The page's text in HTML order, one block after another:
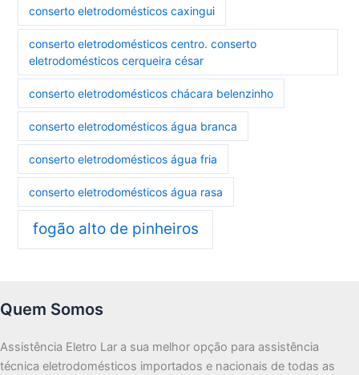
conserto eletrodomésticos caxingui
conserto eletrodomésticos centro. conserto
eletrodomésticos cerqueira césar
conserto eletrodomésticos chácara belenzinho
conserto eletrodomésticos água branca
conserto eletrodomésticos água fria
conserto eletrodomésticos água rasa
fogão alto de pinheiros
Quem Somos
Assistência Eletro Lar a sua melhor opção para assistência
técnica eletrodomésticos importados e nacionais de todas as